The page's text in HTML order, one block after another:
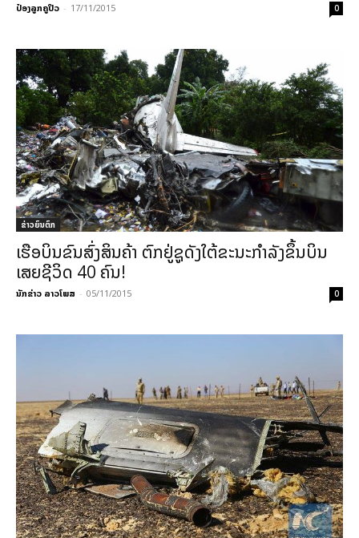
ປ໋ອງລູກຄູປິວ - 17/11/2015 0
ຂ່າວຍົນຕົກ
ເຮືອບິນຂົນສົ່ງສິນຄ້າ ຕົກຢູ່ຊູດັງໃຕ້ຂະນະກຳລັງຂຶ້ນບິນ
ເສຍຊີວິດ 40 ຄົນ!
ນັກຂ່າວ ລາວໂພສ - 05/11/2015 0